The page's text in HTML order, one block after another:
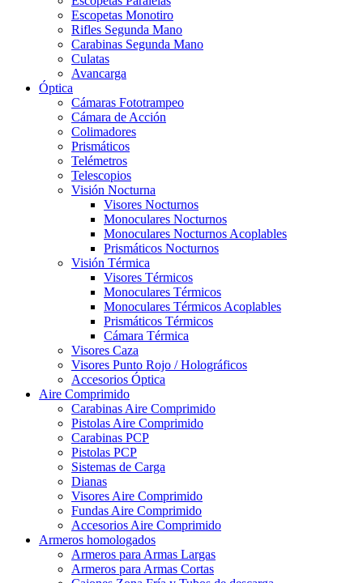
Escopetas Monotiro
Rifles Segunda Mano
Carabinas Segunda Mano
Culatas
Avancarga
Óptica
Cámaras Fototrampeo
Cámara de Acción
Colimadores
Prismáticos
Telémetros
Telescopios
Visión Nocturna
Visores Nocturnos
Monoculares Nocturnos
Monoculares Nocturnos Acoplables
Prismáticos Nocturnos
Visión Térmica
Visores Térmicos
Monoculares Térmicos
Monoculares Térmicos Acoplables
Prismáticos Térmicos
Cámara Térmica
Visores Caza
Visores Punto Rojo / Holográficos
Accesorios Óptica
Aire Comprimido
Carabinas Aire Comprimido
Pistolas Aire Comprimido
Carabinas PCP
Pistolas PCP
Sistemas de Carga
Dianas
Visores Aire Comprimido
Fundas Aire Comprimido
Accesorios Aire Comprimido
Armeros homologados
Armeros para Armas Largas
Armeros para Armas Cortas